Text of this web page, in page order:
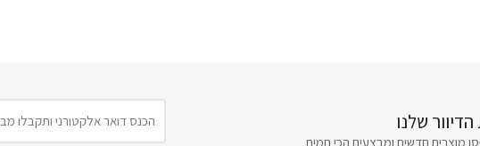
שלנו
חדשים ומבצעים הכי חמים